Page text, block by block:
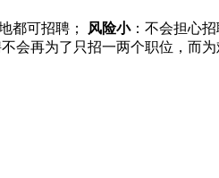
都可招聘； 风险小：不会担心招
不会再为了只招一两个职位，而为